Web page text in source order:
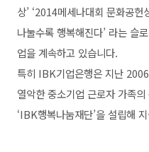
상’ ‘2014메세나대회 문화공
나눌수록 행복해진다’ 라는 슬
업을 계속하고 있습니다.
특히 IBK기업은행은 지난
열악한 중소기업 근로자 가족
‘IBK행복나눔재단’을 설립해